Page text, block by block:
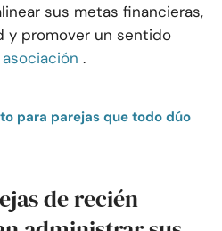
sus metas financieras,
y promover un sentido
.
para parejas que todo dúo
de recién